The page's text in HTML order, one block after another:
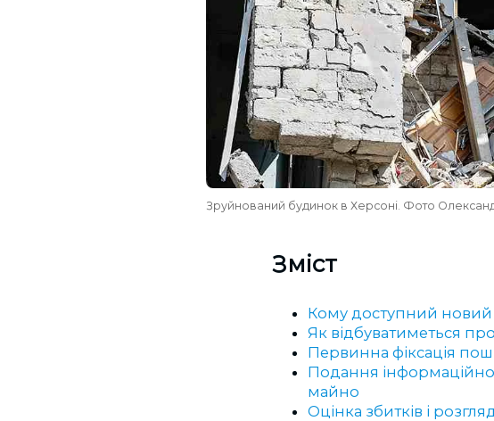
Зруйнований будинок в Херсоні. Фото
Зміст
Кому доступний новий
Як відбуватиметься
Первинна фіксація
Подання
майно
Оцінка збитків і